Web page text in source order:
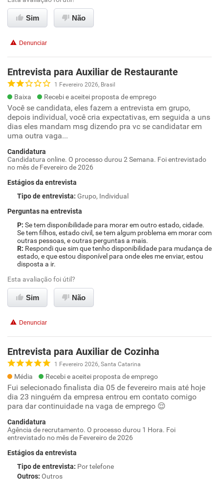
Sim Não
Denunciar
Entrevista para Auxiliar de Restaurante
1 Fevereiro 2026, Brasil
Baixa Recebi e aceitei proposta de emprego
Você se candidata, eles fazem a entrevista em grupo,
depois individual, você cria expectativas, em seguida a uns
dias eles mandam msg dizendo pra vc se candidatar em
uma outra vaga...
Candidatura
Candidatura online. O processo durou 2 Semana. Foi entrevistado
no mês de Fevereiro de 2026
Estágios da entrevista
Tipo de entrevista: Grupo, Individual
Perguntas na entrevista
Se tem disponibilidade para morar em outro estado, cidade.
Se tem filhos, estado civil, se tem algum problema em morar com
outras pessoas, e outras perguntas a mais.
Respondi que sim que tenho disponibilidade para mudança de
estado, e que estou disponível para onde eles me enviar, estou
disposta a ir.
Esta avaliação foi útil?
Sim Não
Denunciar
Entrevista para Auxiliar de Cozinha
1 Fevereiro 2026, Santa Catarina
Média Recebi e aceitei proposta de emprego
Fui selecionado finalista dia 05 de fevereiro mais até hoje
dia 23 ninguém da empresa entrou em contato comigo
para dar continuidade na vaga de emprego 😌
Candidatura
Agência de recrutamento. O processo durou 1 Hora. Foi
entrevistado no mês de Fevereiro de 2026
Estágios da entrevista
Tipo de entrevista: Por telefone
Outros: Outros